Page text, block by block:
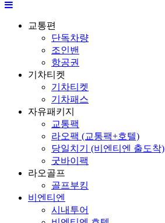
교통편
단독차량
조인밴
항공권
기차티켓
기차티켓
기차패스
자유패키지
교통팩
라오팩 (교통팩+호텔)
당일치기 (비엔티엔 출도착)
굿바이팩
라오골프
골프부킹
비엔티엔
시내투어